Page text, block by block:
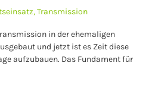
,Transmission
in der ehemaligen
und jetzt ist es Zeit diese
aufzubauen. Das Fundament für